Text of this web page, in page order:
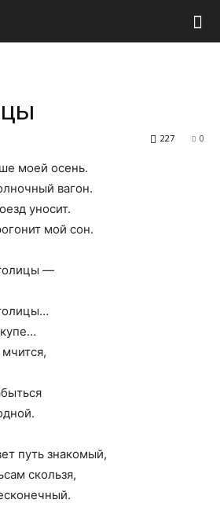
0
227
моей осень.
вагон.
уносит.
мой сон.
—
путь знакомый,
скользя,